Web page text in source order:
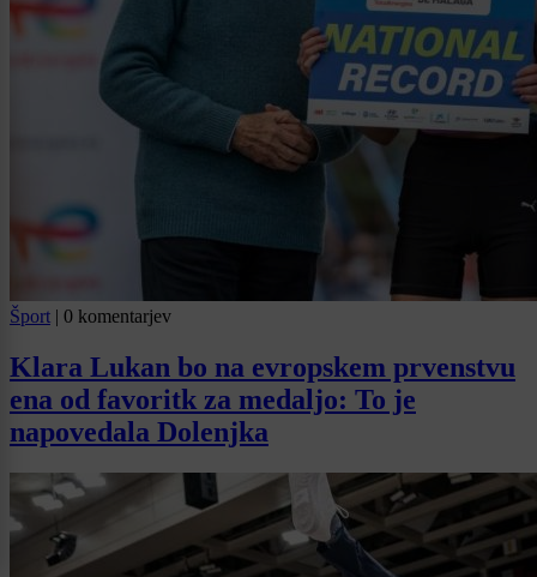
Šport | 0 komentarjev
Klara Lukan bo na evropskem prvenstvu
ena od favoritk za medaljo: To je
napovedala Dolenjka